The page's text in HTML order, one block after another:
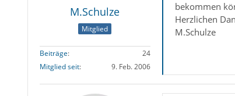
M.Schulze
Mitglied
Beiträge
24
Mitglied seit
9. Feb. 2006
bekommen
Herzlichen
M.Schulze